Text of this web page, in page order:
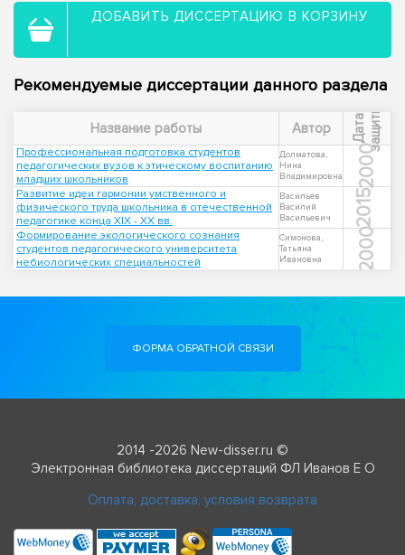
ДОБАВИТЬ ДИССЕРТАЦИЮ В КОРЗИНУ
Рекомендуемые диссертации данного раздела
Название работы Автор Д
а
т
а
з
а
щ
и
т ы
Профессиональная подготовка студентов
педагогических вузов к этическому воспитанию
младших школьников
Долматова,
Нина
Владимировна
2000
Развитие идеи гармонии умственного и
физического труда школьника в отечественной
педагогике конца XIX - XX вв.
Васильев
Василий
Васильевич
2015
Формирование экологического сознания
студентов педагогического университета
небиологических специальностей
Симонова,
Татьяна
Ивановна
2000
ФОРМА ОБРАТНОЙ СВЯЗИ
2014 -2026 New-disser.ru ©
Электронная библиотека диссертаций ФЛ Иванов Е О
Оплата, доставка, условия возврата